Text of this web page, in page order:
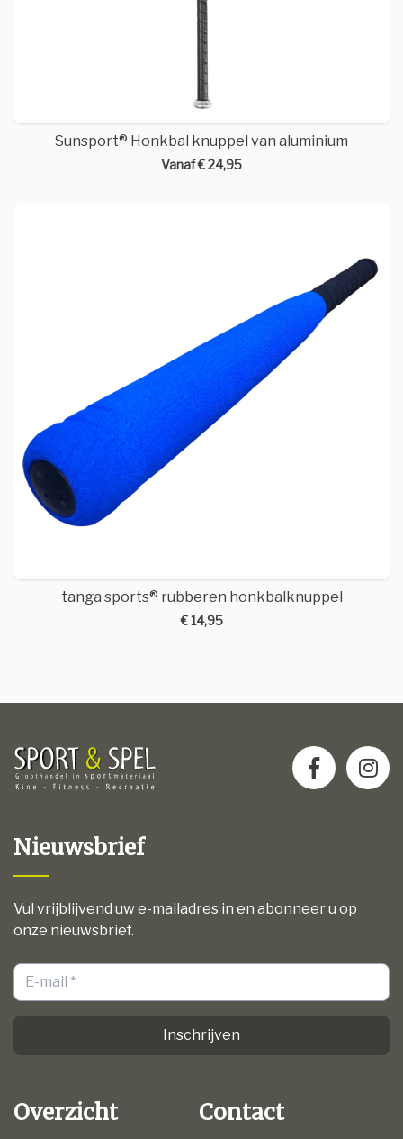
Sunsport® Honkbal knuppel van aluminium
Vanaf € 24,95
tanga sports® rubberen honkbalknuppel
€ 14,95
Nieuwsbrief
Vul vrijblijvend uw e-mailadres in en abonneer u op
onze nieuwsbrief.
Inschrijven
Overzicht Contact